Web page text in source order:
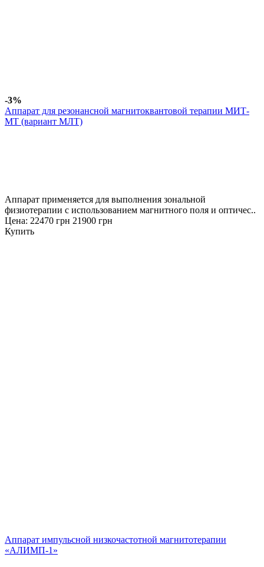
-3%
Аппарат для резонансной магнитоквантовой терапии МИТ-
МТ (вариант МЛТ)
Аппарат применяется для выполнения зональной
физиотерапии с использованием магнитного поля и оптичес..
Цена: 22470 грн 21900 грн
Купить
Аппарат импульсной низкочастотной магнитотерапии
«АЛИМП-1»